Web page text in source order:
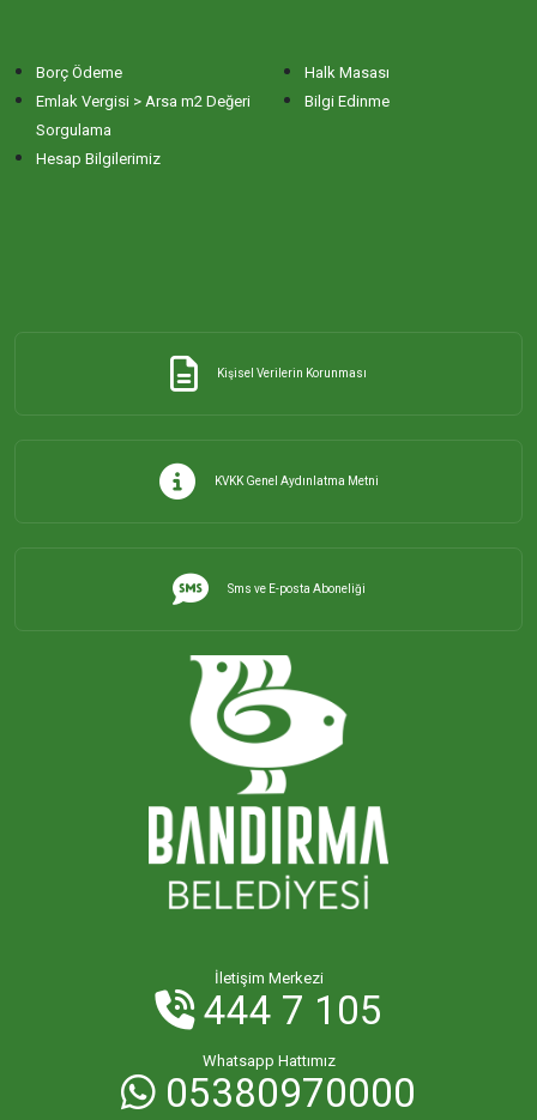
ERİKLİ MAHALLESİ
ESKİZİRAATLİ MAHALLESİ
HACI YUSUF MAHALLESİ
İHSANİYE MAHALLESİ
KAYACIK MAHALLESİ
KİRAZLI MAHALLESİ
KUŞCENNETİ MAHALLESİ
MAHBUBELER MAHALLESİ
MİSAKÇA MAHALLESİ
Borç Ödeme
Emlak Vergisi > Arsa m2 Değeri
Sorgulama
Hesap Bilgilerimiz
Halk Masası
Bilgi Edinme
Kişisel Verilerin Korunması
KVKK Genel Aydınlatma Metni
Sms ve E-posta Aboneliği
İletişim Merkezi
444 7 105
Whatsapp Hattımız
05380970000